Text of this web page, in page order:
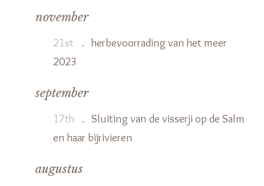
november
21st . herbevoorrading van het meer
2023
september
17th . Sluiting van de visserji op de Salm
en haar bijrivieren
augustus